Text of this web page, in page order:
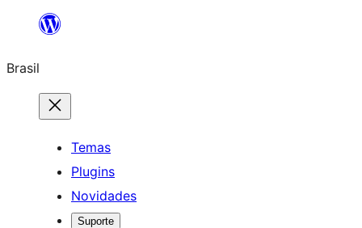
o
conteúdo
Brasil
Temas
Plugins
Novidades
Suporte